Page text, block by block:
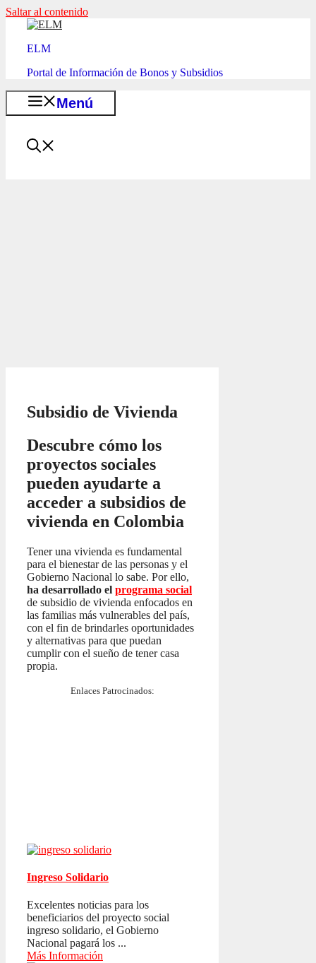
Saltar al contenido
ELM
Portal de Información de Bonos y Subsidios
Menú
Subsidio de Vivienda
Descubre cómo los
proyectos sociales
pueden ayudarte a
acceder a subsidios de
vivienda en Colombia
Tener una vivienda es fundamental
para el bienestar de las personas y el
Gobierno Nacional lo sabe. Por ello,
ha desarrollado el programa social
de subsidio de vivienda enfocados en
las familias más vulnerables del país,
con el fin de brindarles oportunidades
y alternativas para que puedan
cumplir con el sueño de tener casa
propia.
Enlaces Patrocinados:
Ingreso Solidario
Excelentes noticias para los
beneficiarios del proyecto social
ingreso solidario, el Gobierno
Nacional pagará los ...
Más Información